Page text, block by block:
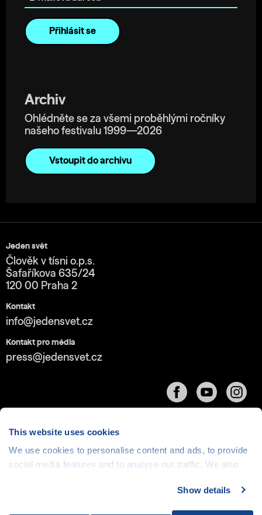
This website uses cookies
We use cookies to personalise content and ads, to provide
social media features and to analyse our traffic. We also
media, advertising and analytics partners who may
Show details
Archiv
Ohlédněte se za všemi proběhlými ročníky
našeho festivalu 1999—2026
Vstoupit do archivu
Jeden svět
Člověk v tísni o.p.s.
Šafaříkova 635/24
120 00 Praha 2
Kontakt
info@jedensvet.cz
Kontakt pro média
press@jedensvet.cz
Cookies| © 1999-2026 Člověk v tísni o.p.s., web běží